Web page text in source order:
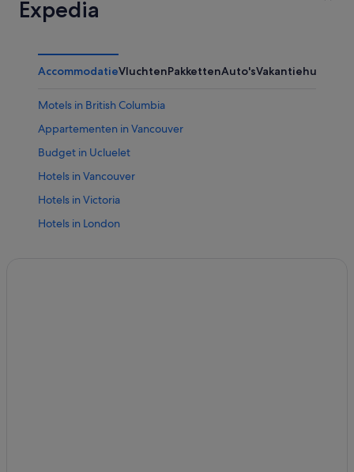
Expedia
AccommodatieVluchtenPakkettenAuto'sVakantiehuizen
Motels in British Columbia
Appartementen in Vancouver
Budget in Ucluelet
Hotels in Vancouver
Hotels in Victoria
Hotels in London